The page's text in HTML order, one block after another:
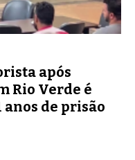
após
Rio Verde é
anos de prisão